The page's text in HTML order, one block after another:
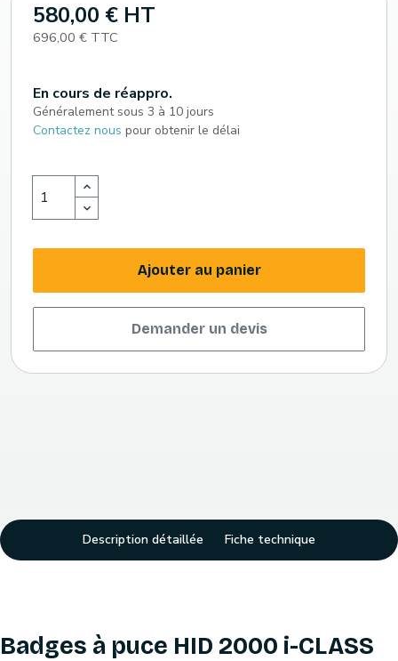
580,00 € HT
696,00 € TTC
En cours de réappro.
Généralement sous 3 à 10 jours
Contactez nous pour obtenir le délai
Ajouter au panier
Demander un devis
Description détaillée Fiche technique
Badges à puce HID 2000 i-CLASS